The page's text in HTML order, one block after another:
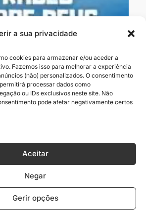
a sua privacidade
cookies para armazenar e/ou aceder a
Fazemos isso para melhorar a experiência
(não) personalizados. O consentimento
processar dados como
ou IDs exclusivos neste site. Não
pode afetar negativamente certos
Aceitar
Negar
Gerir opções
que te tornarão sábio
vai muito além de um
inspiração. É um